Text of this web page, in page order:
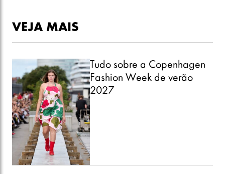
VEJA MAIS
Tudo sobre a Copenhagen
Fashion Week de verão
2027